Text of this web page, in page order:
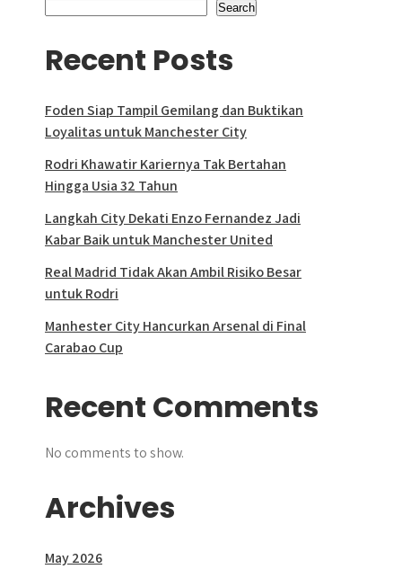
Search
Recent Posts
Foden Siap Tampil Gemilang dan Buktikan
Loyalitas untuk Manchester City
Rodri Khawatir Kariernya Tak Bertahan
Hingga Usia 32 Tahun
Langkah City Dekati Enzo Fernandez Jadi
Kabar Baik untuk Manchester United
Real Madrid Tidak Akan Ambil Risiko Besar
untuk Rodri
Manhester City Hancurkan Arsenal di Final
Carabao Cup
Recent Comments
No comments to show.
Archives
May 2026